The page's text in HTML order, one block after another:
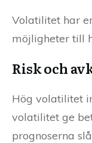
Volatilitet har
möjligheter till
Risk och
Hög volatilitet
volatilitet ge
prognoserna